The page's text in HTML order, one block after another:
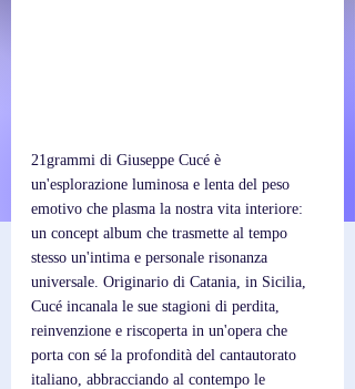
21grammi di Giuseppe Cucé è
un'esplorazione luminosa e lenta del peso
emotivo che plasma la nostra vita interiore:
un concept album che trasmette al tempo
stesso un'intima e personale risonanza
universale. Originario di Catania, in Sicilia,
Cucé incanala le sue stagioni di perdita,
reinvenzione e riscoperta in un'opera che
porta con sé la profondità del cantautorato
italiano, abbracciando al contempo le